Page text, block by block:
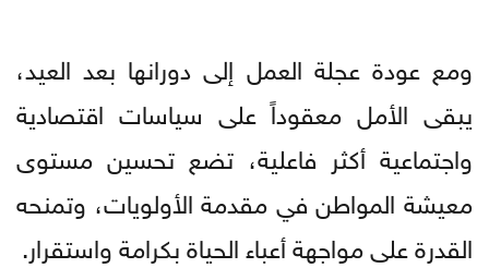
ومع عودة عجلة العمل إلى دورانها بعد العيد،
يبقى الأمل معقوداً على سياسات اقتصادية
واجتماعية أكثر فاعلية، تضع تحسين مستوى
معيشة المواطن في مقدمة الأولويات، وتمنحه
القدرة على مواجهة أعباء الحياة بكرامة واستقرار.